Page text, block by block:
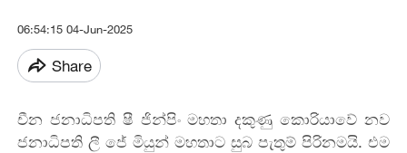
06:54:15 04-Jun-2025
Share
චීන ජනාධිපති ෂී ජින්පිං මහතා දකුණු කොරියාවේ නව
ජනාධිපති ලී ජේ මියුන් මහතාට සුබ පැතුම් පිරිනමයි. එම